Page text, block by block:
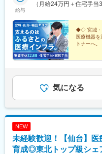
2■福島営業所：福島県
30-1※受動喫煙対策：屋
給与
（月給24万円＋住宅手
◆◇ 宮城・
医療機器
トナーへ。
＃住宅手
地域での
気になる
NEW
未経験歓迎！【仙台】
育成◎東北トップ級シェ